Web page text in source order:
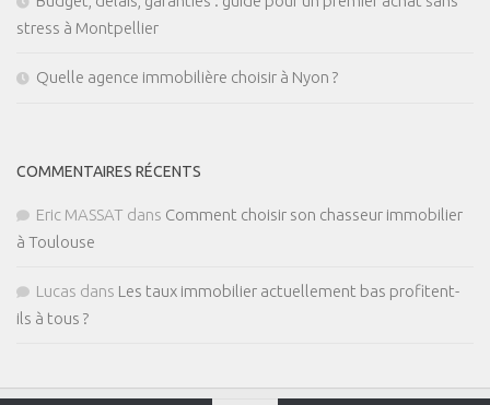
stress à Montpellier
Quelle agence immobilière choisir à Nyon ?
COMMENTAIRES RÉCENTS
Eric MASSAT dans Comment choisir son chasseur immobilier
à Toulouse
Lucas dans Les taux immobilier actuellement bas profitent-
ils à tous ?